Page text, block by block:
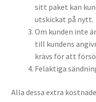
sitt paket kan
utskickat på nytt.
Om kunden inte
till kundens
krävs för att
Felaktiga
Alla dessa extra